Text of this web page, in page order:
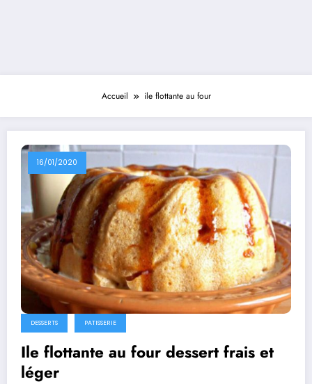
Accueil ile flottante au four
16/01/2020
DESSERTS PATISSERIE
Ile flottante au four dessert frais et
léger